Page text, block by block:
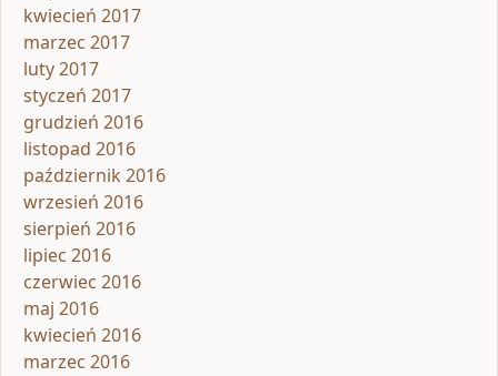
kwiecień 2017
marzec 2017
luty 2017
styczeń 2017
grudzień 2016
listopad 2016
październik 2016
wrzesień 2016
sierpień 2016
lipiec 2016
czerwiec 2016
maj 2016
kwiecień 2016
marzec 2016